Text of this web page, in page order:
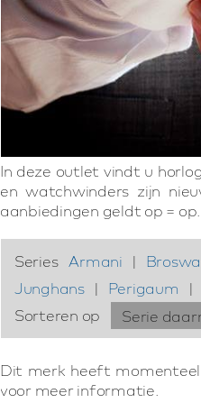
In deze outlet vindt u
en watchwinders zijn
aanbiedingen geldt op = op.
Series Armani |
Junghans | Perigaum |
Sorteren op
Serie
Dit merk heeft
voor meer informatie.